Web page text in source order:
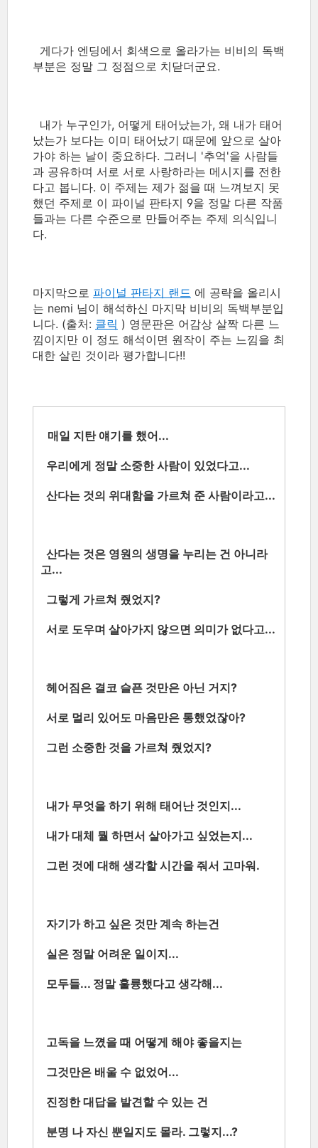
게다가 엔딩에서 회색으로 올라가는 비비의 독백
부분은 정말 그 정점으로 치닫더군요.
내가 누구인가, 어떻게 태어났는가, 왜 내가 태어
났는가 보다는 이미 태어났기 때문에 앞으로 살아
가야 하는 날이 중요하다. 그러니 '추억'을 사람들
과 공유하며 서로 서로 사랑하라는 메시지를 전한
다고 봅니다. 이 주제는 제가 젊을 때 느껴보지 못
했던 주제로 이 파이널 판타지 9을 정말 다른 작품
들과는 다른 수준으로 만들어주는 주제 의식입니
다.
마지막으로 파이널 판타지 랜드 에 공략을 올리시
는 nemi 님이 해석하신 마지막 비비의 독백부분입
니다. (출처: 클릭 ) 영문판은 어감상 살짝 다른 느
낌이지만 이 정도 해석이면 원작이 주는 느낌을 최
대한 살린 것이라 평가합니다!!
매일 지탄 얘기를 했어...
우리에게 정말 소중한 사람이 있었다고...
산다는 것의 위대함을 가르쳐 준 사람이라고...
산다는 것은 영원의 생명을 누리는 건 아니라
고...
그렇게 가르쳐 줬었지?
서로 도우며 살아가지 않으면 의미가 없다고...
헤어짐은 결코 슬픈 것만은 아닌 거지?
서로 멀리 있어도 마음만은 통했었잖아?
그런 소중한 것을 가르쳐 줬었지?
내가 무엇을 하기 위해 태어난 것인지...
내가 대체 뭘 하면서 살아가고 싶었는지...
그런 것에 대해 생각할 시간을 줘서 고마워.
자기가 하고 싶은 것만 계속 하는건
실은 정말 어려운 일이지...
모두들... 정말 훌륭했다고 생각해...
고독을 느꼈을 때 어떻게 해야 좋을지는
그것만은 배울 수 없었어...
진정한 대답을 발견할 수 있는 건
분명 나 자신 뿐일지도 몰라. 그렇지...?